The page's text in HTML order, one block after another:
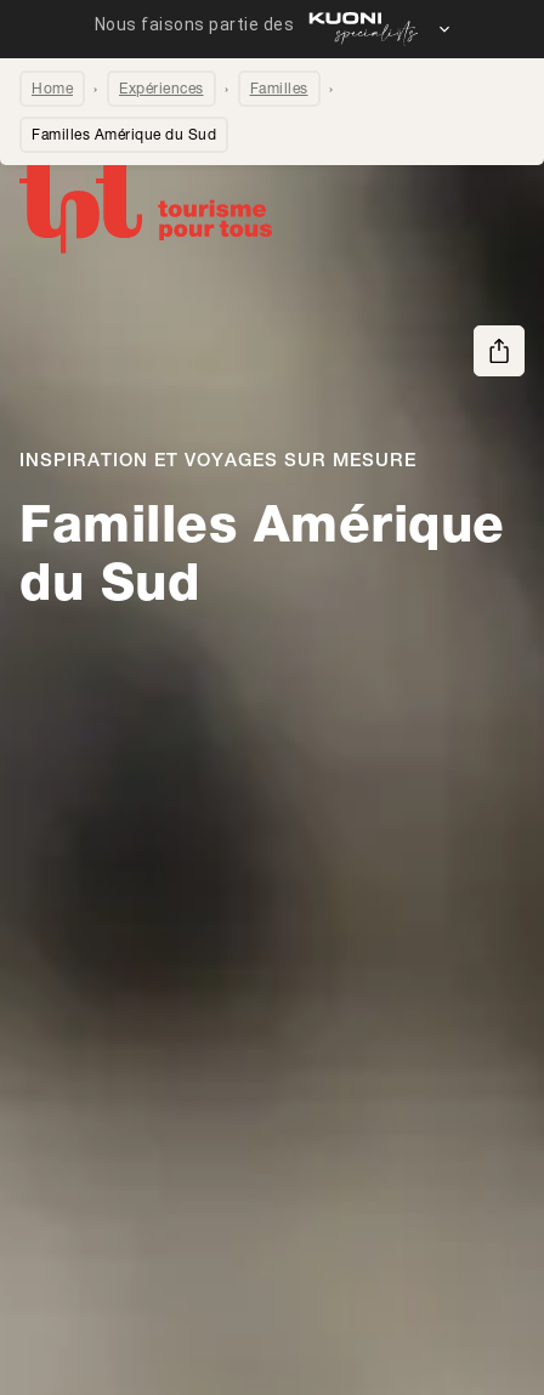
Home Expériences Familles
Familles Amérique du Sud
Familles Amérique
du Sud
INSPIRATION ET VOYAGES SUR MESURE